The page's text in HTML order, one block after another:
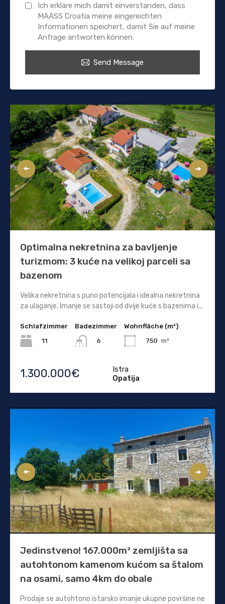
Ich erkläre mich damit einverstanden, dass
MAASS Croatia meine eingereichten
Informationen speichert, damit Sie auf meine
Anfrage antworten können.
Send Message
Optimalna nekretnina za bavljenje
turizmom: 3 kuće na velikoj parceli sa
bazenom
Velika nekretnina s puno potencijala i idealna nekretnina
za ulaganje. Imanje se sastoji od dvije kuće s bazenima i...
Schlafzimmer
11
Badezimmer
6
Wohnfläche (m²)
750 m²
1.300.000€
Istra
Opatija
Jedinstveno! 167.000m² zemljišta sa
autohtonom kamenom kućom sa štalom
na osami, samo 4km do obale
Prodaje se autohtono istarsko imanje ukupne površine ne